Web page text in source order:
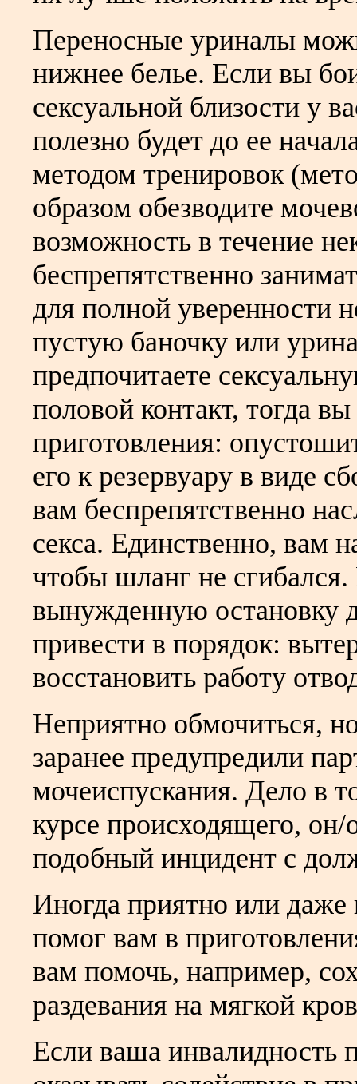
Переносные уриналы
нижнее белье. Если вы
сексуальной близости у
полезно будет до ее
методом тренировок
образом обезводите
возможность в течение
беспрепятственно
для полной уверенности
пустую баночку или
предпочитаете
половой контакт, тогда
приготовления:
его к резервуару в виде
вам беспрепятственно
секса. Единственно, вам
чтобы шланг не
вынужденную остановку
привести в порядок:
восстановить работу
Неприятно обмочиться,
заранее предупредили
мочеиспускания. Дело в
курсе происходящего, он/
подобный инцидент с
Иногда приятно или
помог вам в
вам помочь, например,
раздевания на мягкой
Если ваша инвалидность